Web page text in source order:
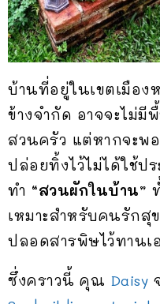
บ้านที่อยู่ในเขตเมือ
ข้างจำกัด อาจจะไม่
สวนครัว แต่หากจะพ
ปล่อยทิ้งไว้ไม่ได้ใช้ปร
ทำ “สวนผักในบ้าน”
เหมาะสำหรับคนรัก
ปลอดสารพิษไว้ทานเ
ซึ่งคราวนี้ คุณ Daisy